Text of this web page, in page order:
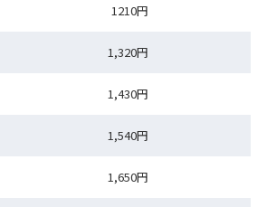
1210円
1,320円
1,430円
1,540円
1,650円